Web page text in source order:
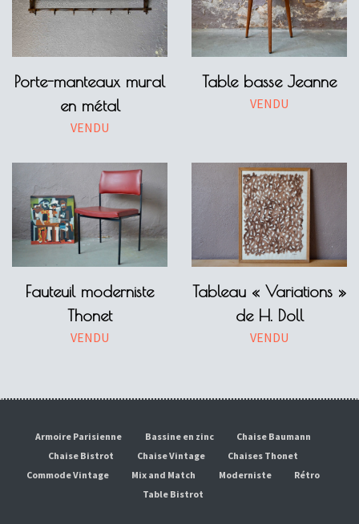
Porte-manteaux mural
en métal
VENDU
Table basse Jeanne
VENDU
Fauteuil moderniste
Thonet
VENDU
Tableau « Variations »
de H. Doll
VENDU
Armoire Parisienne Bassine en zinc
Chaise Baumann
Chaise Bistrot
Chaise Vintage
Chaises Thonet
Commode Vintage
Mix and Match Moderniste
Rétro
Table Bistrot